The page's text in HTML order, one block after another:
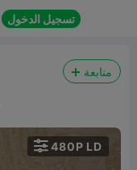
تسجيل الدخول
متابعة
480P LD